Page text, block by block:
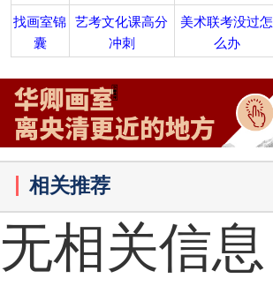
找画室锦
囊
艺考文化课高分
冲刺
美术联考没过怎
么办
相关推荐
无相关信息